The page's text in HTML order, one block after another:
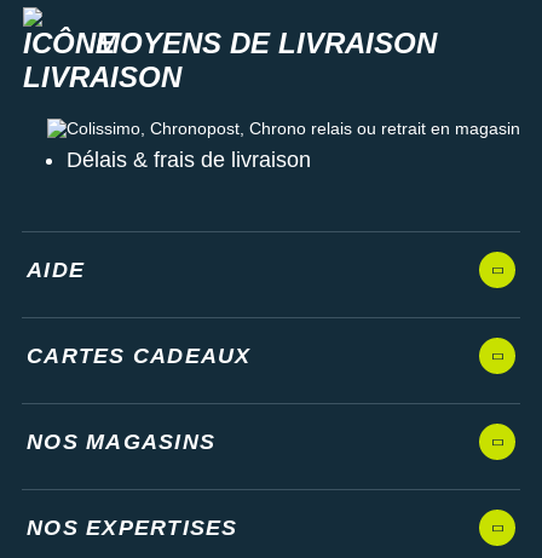
MOYENS DE LIVRAISON
Colissimo, Chronopost, Chrono relais ou retrait en magasin
Délais & frais de livraison
AIDE
CARTES CADEAUX
NOS MAGASINS
NOS EXPERTISES